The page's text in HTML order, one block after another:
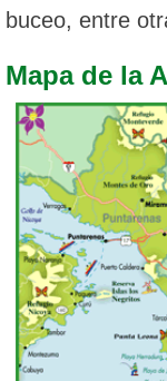
buceo, entre
Mapa de la